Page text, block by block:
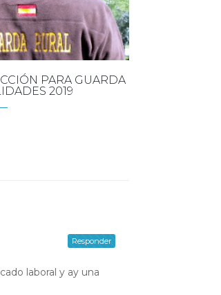
PARA GUARDA
2019
laboral y ay una
Responder